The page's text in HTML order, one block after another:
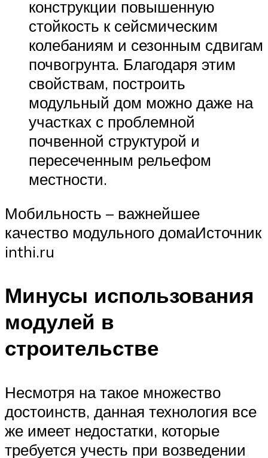
конструкции повышенную
стойкость к сейсмическим
колебаниям и сезонным сдвигам
почвогрунта. Благодаря этим
свойствам, построить
модульный дом можно даже на
участках с проблемной
почвенной структурой и
пересеченным рельефом
местности.
Мобильность – важнейшее
качество модульного домаИсточник
inthi.ru
Минусы использования
модулей в
строительстве
Несмотря на такое множество
достоинств, данная технология все
же имеет недостатки, которые
требуется учесть при возведении